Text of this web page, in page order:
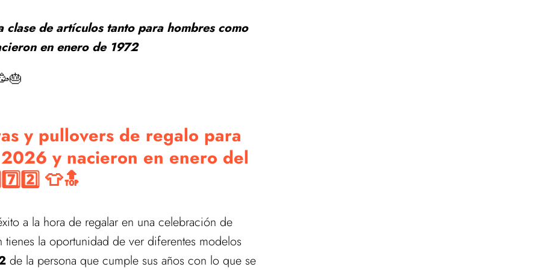
de artículos tanto para hombres como
en enero de 1972
y pullovers de regalo para
y nacieron en enero del
👕🔝
a la hora de regalar en una celebración de
la oportunidad de ver diferentes modelos
de la persona que cumple sus años con lo que se